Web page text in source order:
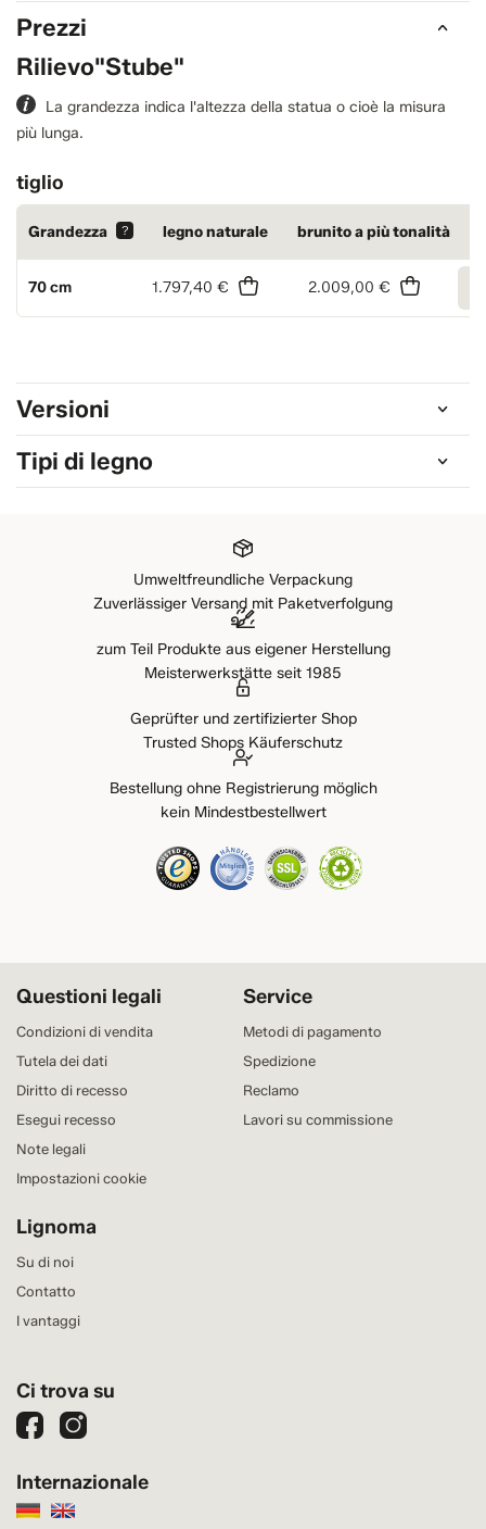
Prezzi
Rilievo"Stube"
La grandezza indica l'altezza della statua o cioè la misura
più lunga.
tiglio
Grandezza ? legno naturale brunito a più tonalità
70 cm 1.797,40 € 2.009,00 €
Versioni
Tipi di legno
Umweltfreundliche Verpackung
Zuverlässiger Versand mit Paketverfolgung
zum Teil Produkte aus eigener Herstellung
Meisterwerkstätte seit 1985
Geprüfter und zertifizierter Shop
Trusted Shops Käuferschutz
Bestellung ohne Registrierung möglich
kein Mindestbestellwert
Service
Metodi di pagamento
Spedizione
Reclamo
Lavori su commissione
Questioni legali
Condizioni di vendita
Tutela dei dati
Diritto di recesso
Esegui recesso
Note legali
Impostazioni cookie
Lignoma
Su di noi
Contatto
I vantaggi
Ci trova su
Internazionale